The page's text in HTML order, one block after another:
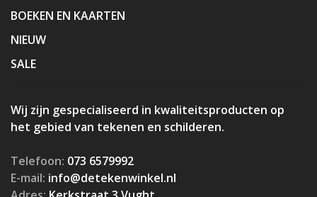
BOEKEN EN KAARTEN
NIEUW
SALE
Wij zijn gespecialiseerd in kwaliteitsproducten op
het gebied van tekenen en schilderen.
Telefoon: 073 6579992
E-mail: info@detekenwinkel.nl